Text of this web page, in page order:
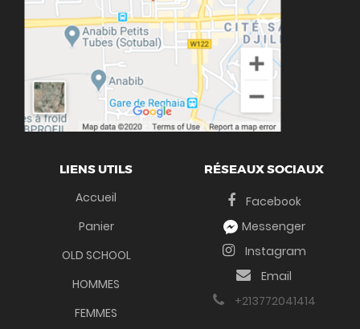
LIENS UTILS
Accueil
Panier
OLD SCHOOL
HOMMES
FEMMES
RÉSEAUX SOCIAUX
Facebook
Messenger
Instagram
Email
+213772041414